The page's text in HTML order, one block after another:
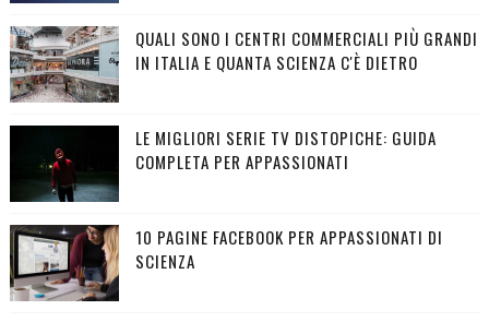
QUALI SONO I CENTRI COMMERCIALI PIÙ GRANDI
IN ITALIA E QUANTA SCIENZA C'È DIETRO
LE MIGLIORI SERIE TV DISTOPICHE: GUIDA
COMPLETA PER APPASSIONATI
10 PAGINE FACEBOOK PER APPASSIONATI DI
SCIENZA